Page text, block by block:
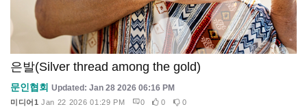
은발(Silver thread among the gold)
문인협회 Updated: Jan 28 2026 06:16 PM
미디어1 Jan 22 2026 01:29 PM 0 0 0